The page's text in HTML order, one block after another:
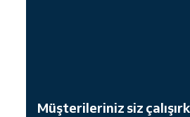
Müşterileriniz siz